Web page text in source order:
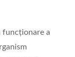
funcționare a